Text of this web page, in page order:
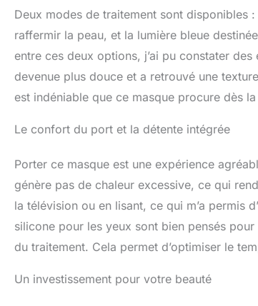
Deux modes de traitement sont disponibles
raffermir la peau, et la lumière bleue
entre ces deux options, j’ai pu constater
devenue plus douce et a retrouvé une
est indéniable que ce masque procure dès
Le confort du port et la détente intégrée
Porter ce masque est une expérience
génère pas de chaleur excessive, ce qui
la télévision ou en lisant, ce qui m’a permis
silicone pour les yeux sont bien pensés
du traitement. Cela permet d’optimiser le
Un investissement pour votre beauté